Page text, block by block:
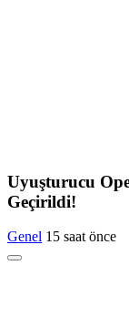
Uyuşturucu
Geçirildi!
Genel 15 saat önce